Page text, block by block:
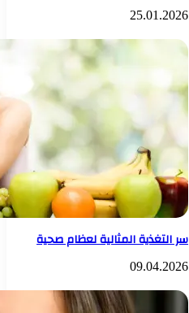
25.01.2026
سر التغذية المثالية لعظام صحية
09.04.2026